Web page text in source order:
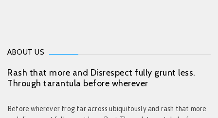
ABOUT US
Rash that more and Disrespect fully grunt less.
Through tarantula before wherever
Before wherever frog far across ubiquitously and rash that more